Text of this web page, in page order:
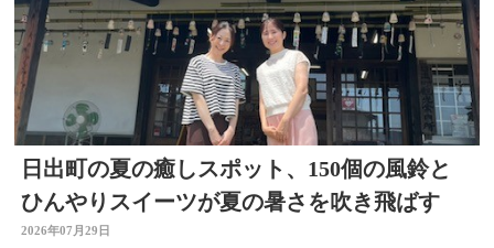
日出町の夏の癒しスポット、150個の風鈴と
ひんやりスイーツが夏の暑さを吹き飛ばす
2026年07月29日